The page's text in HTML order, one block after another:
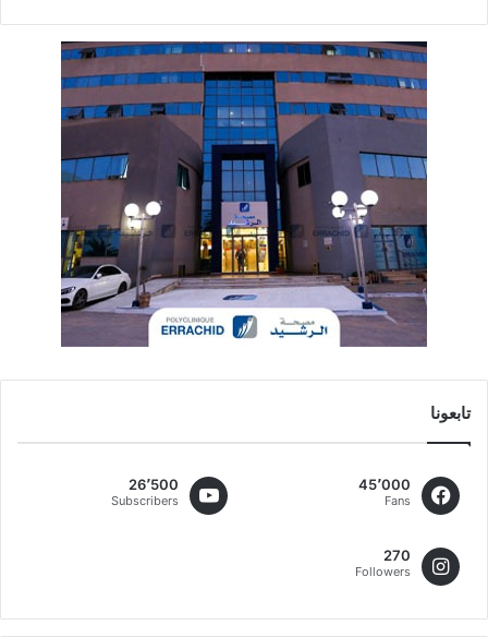
تابعونا
45٬000
Fans
26٬500
Subscribers
270
Followers